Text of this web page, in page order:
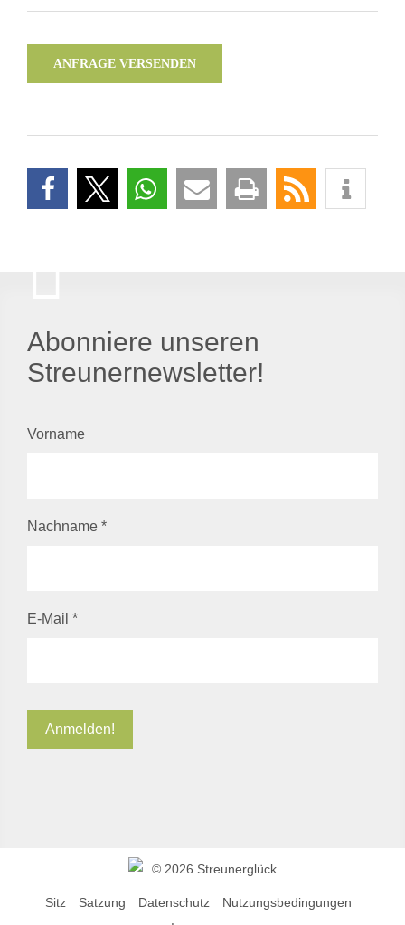
ANFRAGE VERSENDEN
Abonniere unseren
Streunernewsletter!
Vorname
Nachname *
E-Mail *
© 2026 Streunerglück
Sitz Satzung Datenschutz
Nutzungsbedingungen